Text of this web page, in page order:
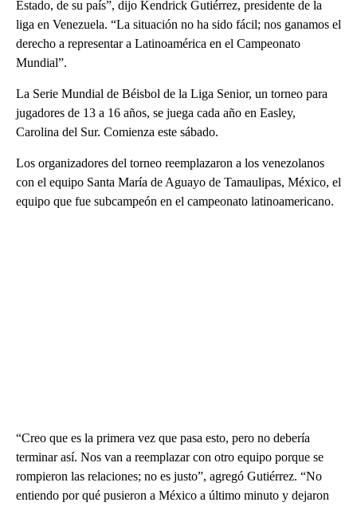
Estado, de su país”, dijo Kendrick Gutiérrez, presidente de la
liga en Venezuela. “La situación no ha sido fácil; nos ganamos el
derecho a representar a Latinoamérica en el Campeonato
Mundial”.
La Serie Mundial de Béisbol de la Liga Senior, un torneo para
jugadores de 13 a 16 años, se juega cada año en Easley,
Carolina del Sur. Comienza este sábado.
Los organizadores del torneo reemplazaron a los venezolanos
con el equipo Santa María de Aguayo de Tamaulipas, México, el
equipo que fue subcampeón en el campeonato latinoamericano.
“Creo que es la primera vez que pasa esto, pero no debería
terminar así. Nos van a reemplazar con otro equipo porque se
rompieron las relaciones; no es justo”, agregó Gutiérrez. “No
entiendo por qué pusieron a México a último minuto y dejaron